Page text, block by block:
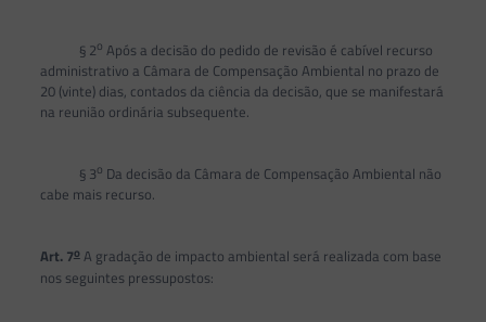
§ 2o Após a decisão do pedido de revisão é cabível recurso
administrativo a Câmara de Compensação Ambiental no prazo de
20 (vinte) dias, contados da ciência da decisão, que se manifestará
na reunião ordinária subsequente.
§ 3o Da decisão da Câmara de Compensação Ambiental não
cabe mais recurso.
Art. 7oA gradação de impacto ambiental será realizada com base
nos seguintes pressupostos: